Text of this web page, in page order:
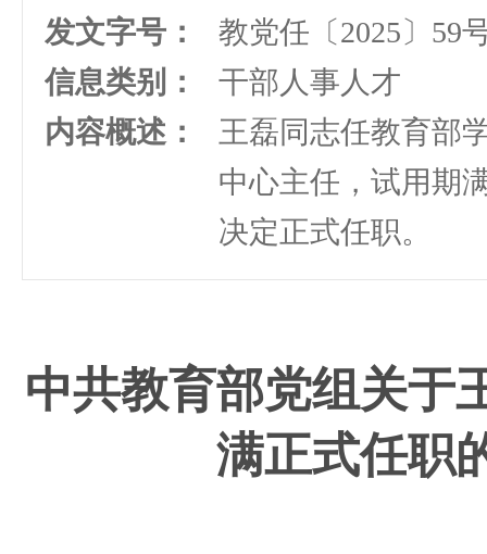
发文字号：
教党任〔2025〕59
信息类别：
干部人事人才
内容概述：
王磊同志任教育部
中心主任，试用期
决定正式任职。
中共教育部党组关于
满正式任职